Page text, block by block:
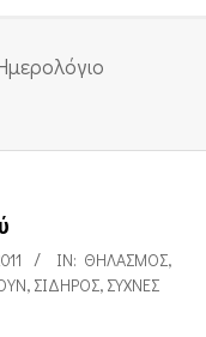
IN: ΘΗΛΑΣΜΌΣ,
, ΣΊΔΗΡΟΣ, ΣΥΧΝΈΣ